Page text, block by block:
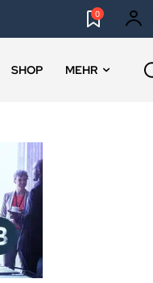
0
SHOP MEHR